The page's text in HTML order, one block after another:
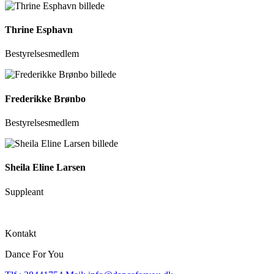
Thrine Esphavn
Bestyrelsesmedlem
Frederikke Brønbo
Bestyrelsesmedlem
Sheila Eline Larsen
Suppleant
Kontakt
Dance For You